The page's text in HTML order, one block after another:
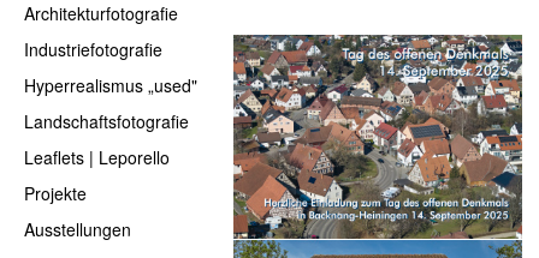
Architekturfotografie
Industriefotografie
Hyperrealismus „used"
Landschaftsfotografie
Leaflets | Leporello
Projekte
Ausstellungen